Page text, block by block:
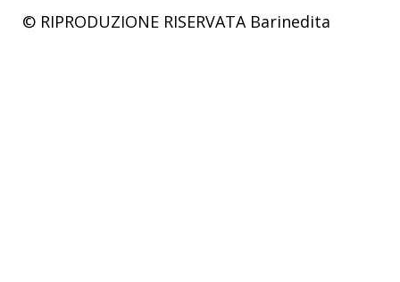
© RIPRODUZIONE RISERVATA Barinedita